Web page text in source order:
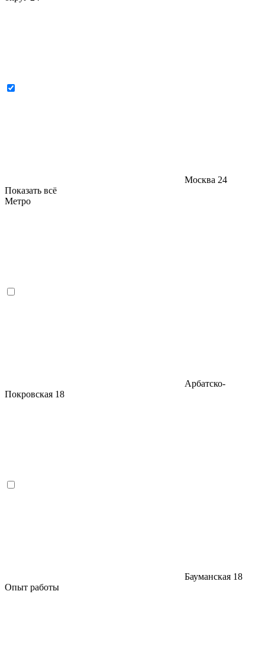
Москва 24
Показать всё
Метро
Арбатско-
Покровская 18
Бауманская 18
Опыт работы